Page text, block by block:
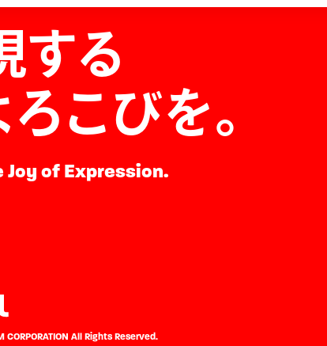
する
ろこびを。
Joy of Expression.
All Rights Reserved.